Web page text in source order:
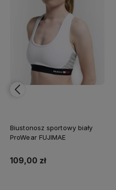
Biustonosz sportowy biały
ProWear FUJIMAE
109,00 zł